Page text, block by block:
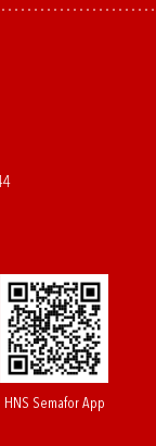
HNS Semafor App